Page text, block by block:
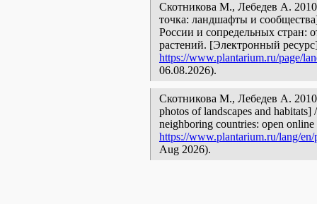
Скотникова М., Лебедев А.
точка: ландшафты и
России и сопредельных стран:
растений. [Электронный
https://www.plantarium.ru/page/
06.08.2026).
Скотникова М., Лебедев А.
photos of landscapes and
neighboring countries: open
https://www.plantarium.ru/lang/
Aug 2026).